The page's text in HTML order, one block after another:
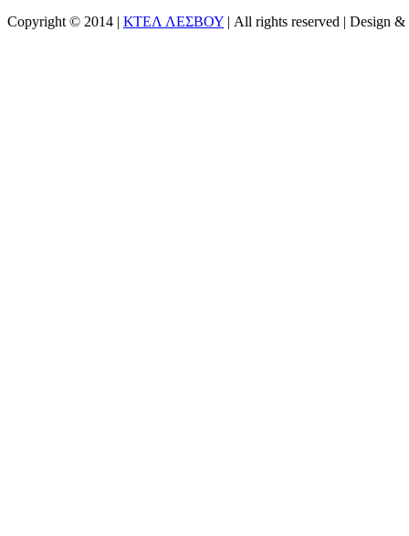
Copyright © 2014 | ΚΤΕΛ ΛΕΣΒΟΥ | All rights reserved | Design &